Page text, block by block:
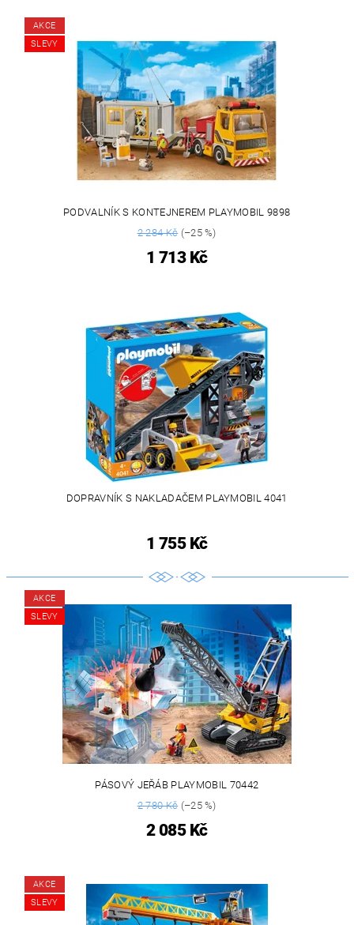
AKCE
SLEVY
PODVALNÍK S KONTEJNEREM PLAYMOBIL 9898
2 284 Kč(–25 %)
1 713 Kč
DOPRAVNÍK S NAKLADAČEM PLAYMOBIL 4041
1 755 Kč
AKCE
SLEVY
PÁSOVÝ JEŘÁB PLAYMOBIL 70442
2 780 Kč(–25 %)
2 085 Kč
AKCE
SLEVY